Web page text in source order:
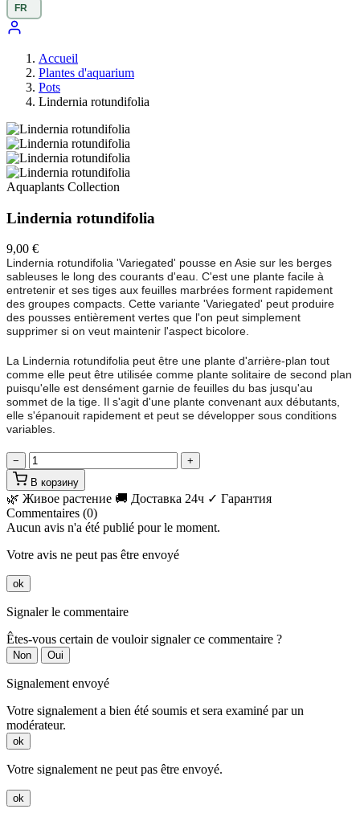
Accueil
Plantes d'aquarium
Pots
Lindernia rotundifolia
Aquaplants Collection
Lindernia rotundifolia
9,00 €
Lindernia rotundifolia 'Variegated' pousse en Asie sur les berges
sableuses le long des courants d'eau. C'est une plante facile à
entretenir et ses tiges aux feuilles marbrées forment rapidement
des groupes compacts. Cette variante 'Variegated' peut produire
des pousses entièrement vertes que l'on peut simplement
supprimer si on veut maintenir l'aspect bicolore.
La Lindernia rotundifolia peut être une plante d'arrière-plan tout
comme elle peut être utilisée comme plante solitaire de second plan
puisqu'elle est densément garnie de feuilles du bas jusqu'au
sommet de la tige. Il s'agit d'une plante convenant aux débutants,
elle s'épanouit rapidement et peut se développer sous conditions
variables.
−
+
В корзину
🌿 Живое растение 🚚 Доставка 24ч ✓ Гарантия
Commentaires (0)
Aucun avis n'a été publié pour le moment.
Votre avis ne peut pas être envoyé
ok
Signaler le commentaire
Êtes-vous certain de vouloir signaler ce commentaire ?
Non Oui
Signalement envoyé
Votre signalement a bien été soumis et sera examiné par un
modérateur.
ok
Votre signalement ne peut pas être envoyé.
ok